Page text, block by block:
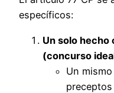
específicos:
Un solo hecho
(concurso
Un